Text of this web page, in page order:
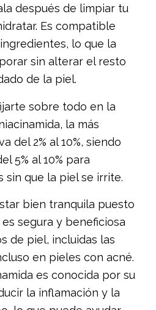
después de limpiar tu
Es compatible
lo que la
sin alterar el resto
de la piel.
sobre todo en la
la más
del 2% al 10%, siendo
5% al 10% para
sin que la piel se irrite.
bien tranquila puesto
segura y beneficiosa
de piel, incluidas las
en pieles con acné.
es conocida por su
la inflamación y la